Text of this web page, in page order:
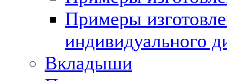
Примеры
индивидуального
Вкладыши